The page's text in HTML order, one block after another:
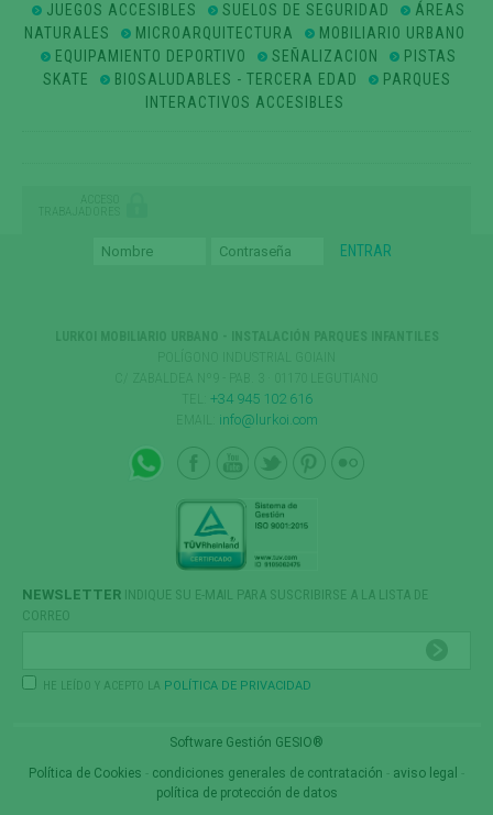
JUEGOS ACCESIBLES
SUELOS DE SEGURIDAD
ÁREAS
NATURALES
MICROARQUITECTURA
MOBILIARIO URBANO
EQUIPAMIENTO DEPORTIVO
SEÑALIZACION
PISTAS
SKATE
BIOSALUDABLES - TERCERA EDAD
PARQUES
INTERACTIVOS ACCESIBLES
ACCESO
TRABAJADORES
+34 945 102 616
info@lurkoi.com
NEWSLETTER INDIQUE SU E-MAIL PARA SUSCRIBIRSE A LA LISTA DE
CORREO
HE LEÍDO Y ACEPTO LA POLÍTICA DE PRIVACIDAD
Software Gestión GESIO®
Política de Cookies
condiciones generales de contratación aviso legal
política de protección de datos